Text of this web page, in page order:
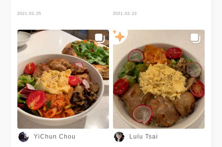
2021-02-25 2021-02-23
YiChun Chou Lulu Tsai